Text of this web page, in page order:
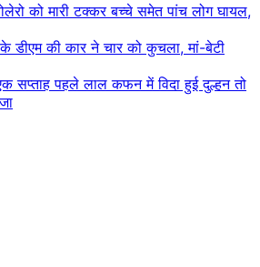
को मारी टक्कर बच्चे समेत पांच लोग घायल,
के डीएम की कार ने चार को कुचला, मां-बेटी
सप्ताह पहले लाल कफन में विदा हुई दुल्हन तो